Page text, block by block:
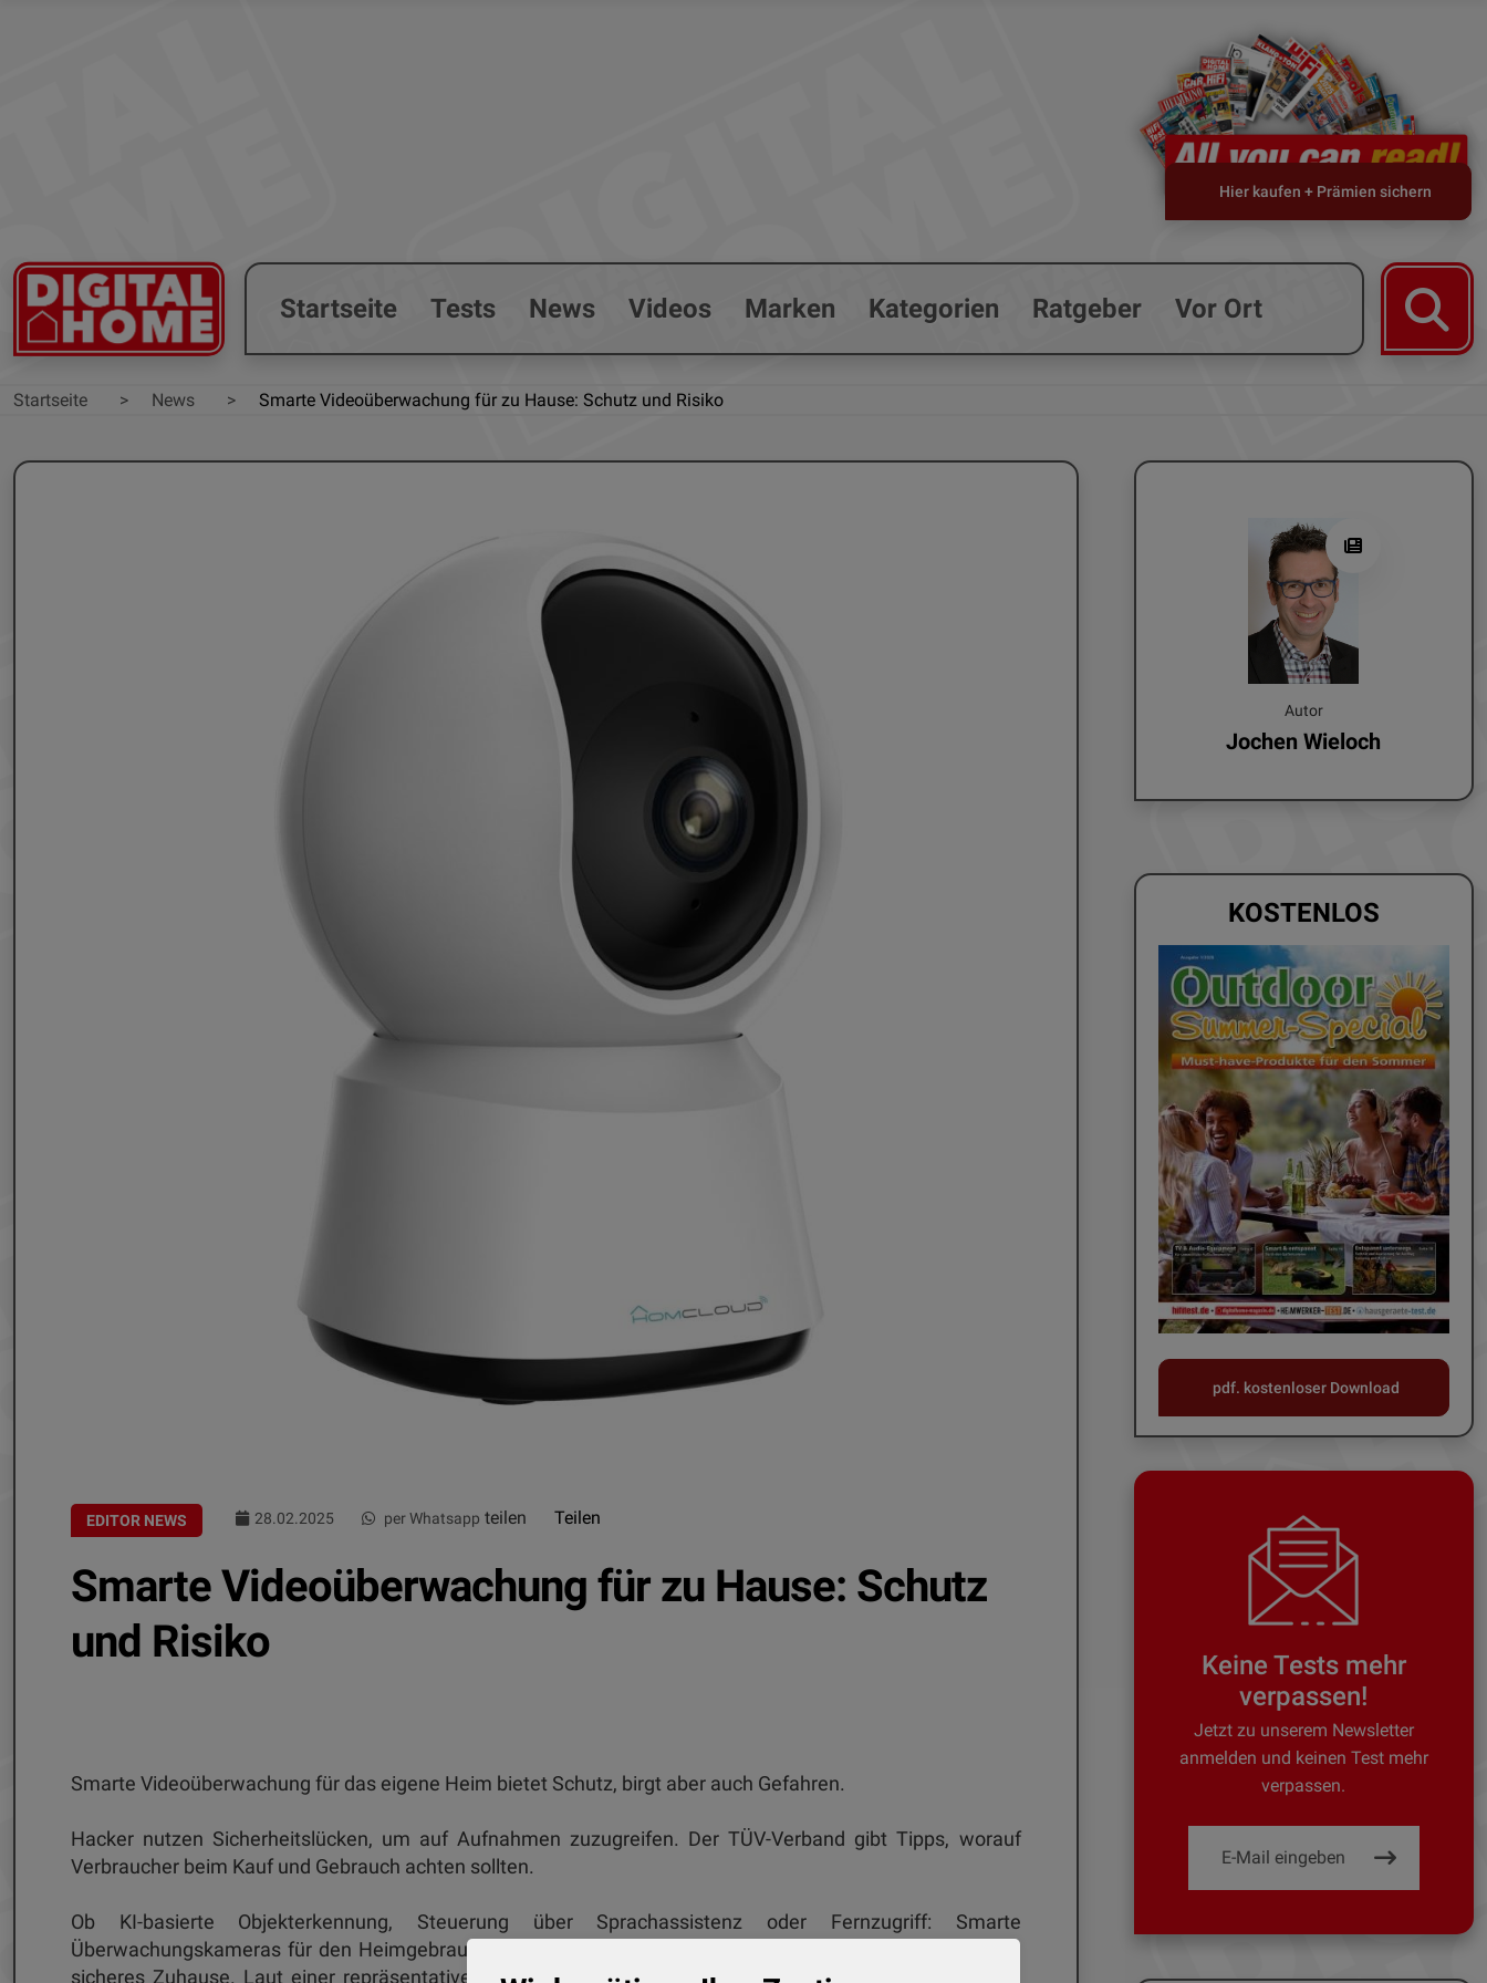
Hier kaufen + Prämien sichern
Startseite Tests News Videos Marken Kategorien Ratgeber Vor Ort
Startseite News Smarte Videoüberwachung für zu Hause: Schutz und Risiko
EDITOR NEWS 28.02.2025 per Whatsapp teilen Teilen
Smarte Videoüberwachung für zu Hause: Schutz
und Risiko
Smarte Videoüberwachung für das eigene Heim bietet Schutz, birgt aber auch Gefahren.
Hacker nutzen Sicherheitslücken, um auf Aufnahmen zuzugreifen. Der TÜV-Verband gibt Tipps, worauf
Verbraucher beim Kauf und Gebrauch achten sollten.
Ob KI-basierte Objekterkennung, Steuerung über Sprachassistenz oder Fernzugriff: Smarte
Überwachungskameras für den Heimgebrauch versprechen Verbrauchern mit intelligenten Funktionen ein
sicheres Zuhause. Laut einer repräsentativen Bitkom-Umfrage hat im vergangenen Jahr gut jeder fünfte
Autor
Jochen Wieloch
KOSTENLOS
pdf. kostenloser Download
Keine Tests mehr
verpassen!
Jetzt zu unserem Newsletter
anmelden und keinen Test mehr
verpassen.